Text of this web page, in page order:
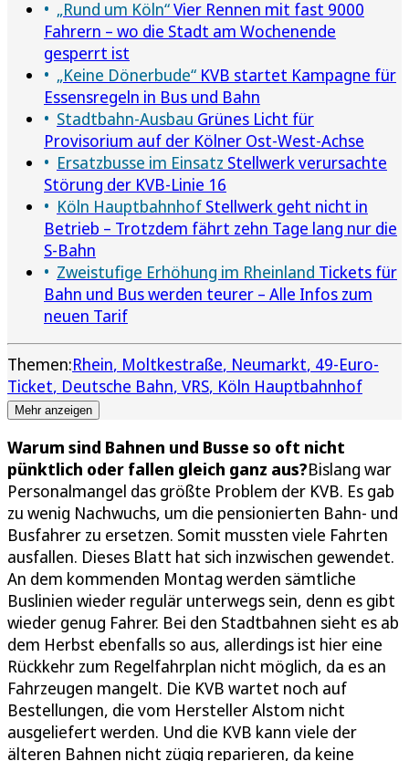
„Rund um Köln“Vier Rennen mit fast 9000
Fahrern – wo die Stadt am Wochenende
gesperrt ist
„Keine Dönerbude“ KVB startet Kampagne für
Essensregeln in Bus und Bahn
Stadtbahn-Ausbau Grünes Licht für
Provisorium auf der Kölner Ost-West-Achse
Ersatzbusse im Einsatz Stellwerk verursachte
Störung der KVB-Linie 16
Köln Hauptbahnhof Stellwerk geht nicht in
Betrieb – Trotzdem fährt zehn Tage lang nur die
S-Bahn
Zweistufige Erhöhung im Rheinland Tickets für
Bahn und Bus werden teurer – Alle Infos zum
neuen Tarif
Themen:Rhein Moltkestraße Neumarkt 49-Euro-
Ticket Deutsche Bahn VRS Köln Hauptbahnhof
Mehr anzeigen
Warum sind Bahnen und Busse so oft nicht
pünktlich oder fallen gleich ganz aus?Bislang war
Personalmangel das größte Problem der KVB. Es gab
zu wenig Nachwuchs, um die pensionierten Bahn- und
Busfahrer zu ersetzen. Somit mussten viele Fahrten
ausfallen. Dieses Blatt hat sich inzwischen gewendet.
An dem kommenden Montag werden sämtliche
Buslinien wieder regulär unterwegs sein, denn es gibt
wieder genug Fahrer. Bei den Stadtbahnen sieht es ab
dem Herbst ebenfalls so aus, allerdings ist hier eine
Rückkehr zum Regelfahrplan nicht möglich, da es an
Fahrzeugen mangelt. Die KVB wartet noch auf
Bestellungen, die vom Hersteller Alstom nicht
ausgeliefert werden. Und die KVB kann viele der
älteren Bahnen nicht zügig reparieren, da keine